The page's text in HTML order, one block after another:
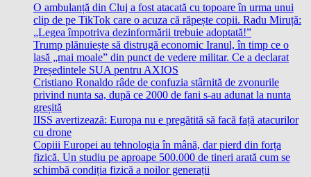
O ambulanță din Cluj a fost atacată cu topoare în urma unui
clip de pe TikTok care o acuza că răpește copii. Radu Miruță:
„Legea împotriva dezinformării trebuie adoptată!”
Trump plănuiește să distrugă economic Iranul, în timp ce o
lasă „mai moale” din punct de vedere militar. Ce a declarat
Președintele SUA pentru AXIOS
Cristiano Ronaldo râde de confuzia stârnită de zvonurile
privind nunta sa, după ce 2000 de fani s-au adunat la nunta
greșită
IISS avertizează: Europa nu e pregătită să facă față atacurilor
cu drone
Copiii Europei au tehnologia în mână, dar pierd din forța
fizică. Un studiu pe aproape 500.000 de tineri arată cum se
schimbă condiția fizică a noilor generații